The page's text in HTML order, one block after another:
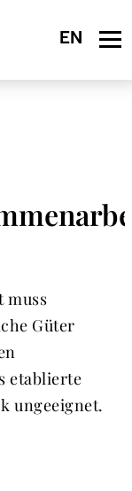
muss
Güter
etablierte
ungeeignet.